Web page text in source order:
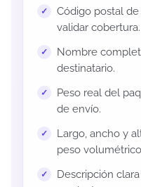
Código postal
validar cobertura.
Nombre
destinatario.
Peso real del
de envío.
Largo, ancho y
peso
Descripción